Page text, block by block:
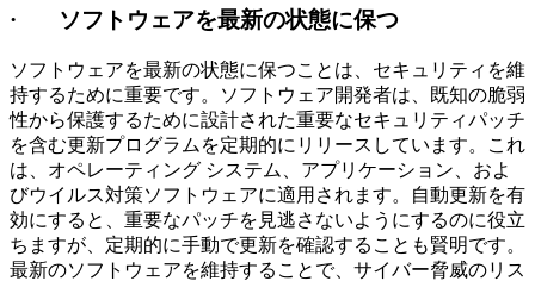
· ソフトウェアを最新の状態に保つ
ソフトウェアを最新の状態に保つことは、セキュリティを維
持するために重要です。ソフトウェア開発者は、既知の脆弱
性から保護するために設計された重要なセキュリティパッチ
を含む更新プログラムを定期的にリリースしています。これ
は、オペレーティング システム、アプリケーション、およ
びウイルス対策ソフトウェアに適用されます。自動更新を有
効にすると、重要なパッチを見逃さないようにするのに役立
ちますが、定期的に手動で更新を確認することも賢明です。
最新のソフトウェアを維持することで、サイバー脅威のリス